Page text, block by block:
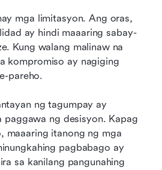
mga limitasyon. Ang oras,
ay hindi maaaring sabay-
Kung walang malinaw na
kompromiso ay nagiging
pareho.
ng tagumpay ay
paggawa ng desisyon. Kapag
maaaring itanong ng mga
pagbabago ay
sa kanilang pangunahing